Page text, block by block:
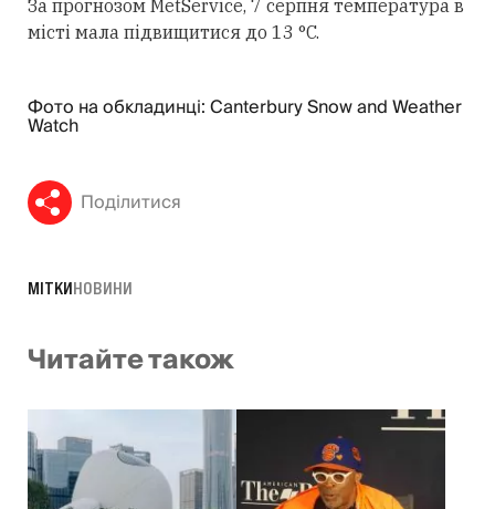
За прогнозом MetService, 7 серпня температура в
місті мала підвищитися до 13 °C.
Фото на обкладинці: Canterbury Snow and Weather
Watch
Поділитися
МІТКИНОВИНИ
Читайте також